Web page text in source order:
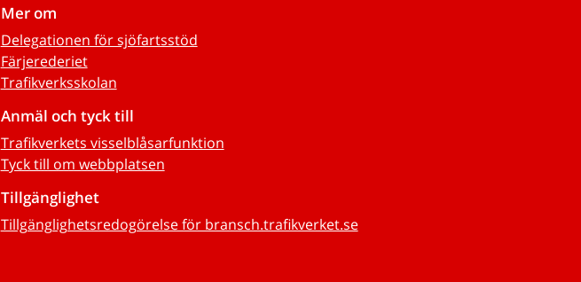
Mer om
Delegationen för sjöfartsstöd
Färjerederiet
Trafikverksskolan
Anmäl och tyck till
Trafikverkets visselblåsarfunktion
Tyck till om webbplatsen
Tillgänglighet
Tillgänglighetsredogörelse för bransch.trafikverket.se